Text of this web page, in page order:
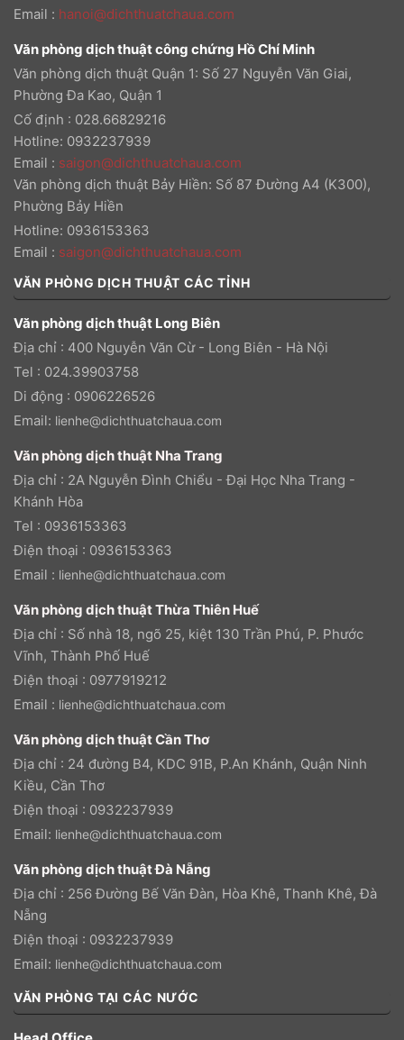
Email : hanoi@dichthuatchaua.com
Văn phòng dịch thuật công chứng Hồ Chí Minh
Văn phòng dịch thuật Quận 1: Số 27 Nguyễn Văn Giai,
Phường Đa Kao, Quận 1
Cố định : 028.66829216
Hotline: 0932237939
Email : saigon@dichthuatchaua.com
Văn phòng dịch thuật Bảy Hiền: Số 87 Đường A4 (K300),
Phường Bảy Hiền
Hotline: 0936153363
Email : saigon@dichthuatchaua.com
VĂN PHÒNG DỊCH THUẬT CÁC TỈNH
Văn phòng dịch thuật Long Biên
Địa chỉ : 400 Nguyễn Văn Cừ - Long Biên - Hà Nội
Tel : 024.39903758
Di động : 0906226526
Email: lienhe@dichthuatchaua.com
Văn phòng dịch thuật Nha Trang
Địa chỉ : 2A Nguyễn Đình Chiểu - Đại Học Nha Trang -
Khánh Hòa
Tel : 0936153363
Điện thoại : 0936153363
Email : lienhe@dichthuatchaua.com
Văn phòng dịch thuật Thừa Thiên Huế
Địa chỉ : Số nhà 18, ngõ 25, kiệt 130 Trần Phú, P. Phước
Vĩnh, Thành Phố Huế
Điện thoại : 0977919212
Email : lienhe@dichthuatchaua.com
Văn phòng dịch thuật Cần Thơ
Địa chỉ : 24 đường B4, KDC 91B, P.An Khánh, Quận Ninh
Kiều, Cần Thơ
Điện thoại : 0932237939
Email: lienhe@dichthuatchaua.com
Văn phòng dịch thuật Đà Nẵng
Địa chỉ : 256 Đường Bế Văn Đàn, Hòa Khê, Thanh Khê, Đà
Nẵng
Điện thoại : 0932237939
Email: lienhe@dichthuatchaua.com
VĂN PHÒNG TẠI CÁC NƯỚC